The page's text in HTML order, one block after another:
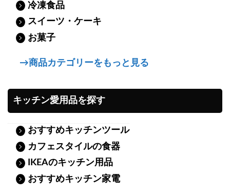
冷凍食品
スイーツ・ケーキ
お菓子
→商品カテゴリーをもっと見る
キッチン愛用品を探す
おすすめキッチンツール
カフェスタイルの食器
IKEAのキッチン用品
おすすめキッチン家電